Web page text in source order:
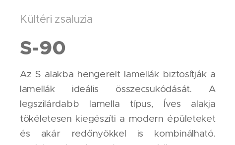
Kültéri zsaluzia
S-90
Az S alakba hengerelt lamellák biztosítják a
lamellák ideális összecsukódását. A
legszilárdabb lamella típus, Íves alakja
tökéletesen kiegészíti a modern épületeket
és akár redőnyökkel is kombinálható.